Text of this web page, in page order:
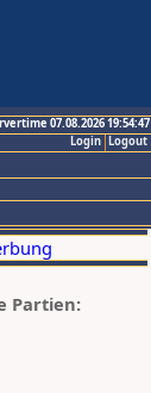
07.08.2026 19:54:47
Logout
Login
Partien: